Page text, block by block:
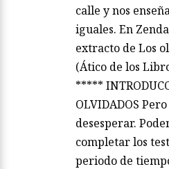
calle y nos
iguales. En
extracto de Los
(Ático de los
*****
OLVIDADOS
desesperar.
completar los
periodo de